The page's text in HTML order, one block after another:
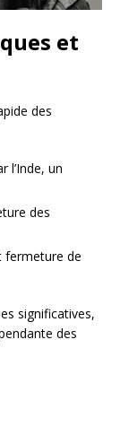
et
des
l’Inde, un
des
fermeture de
significatives,
des